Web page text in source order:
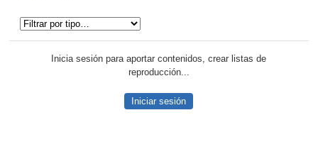
Inicia sesión para aportar contenidos, crear listas de
reproducción...
Iniciar sesión